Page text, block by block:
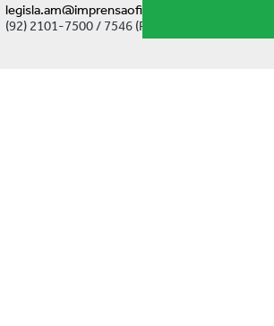
legisla.am@imprensaoficial.am.gov.br
(92) 2101-7500 / 7546 (Ramal)